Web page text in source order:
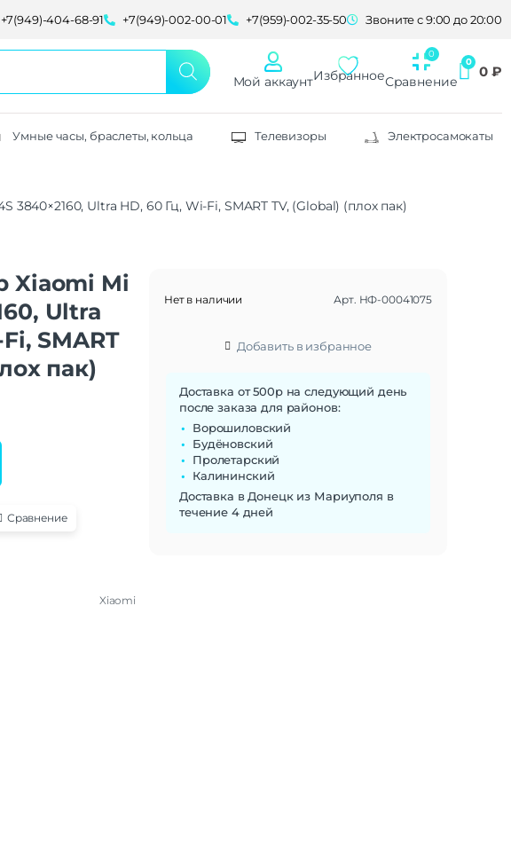
+7(949)-404-68-91 +7(949)-002-00-01 +7(959)-002-35-50 Звоните с 9:00 до 20:00
Мой аккаунтИзбранноеСравнение
0 ₽
Умные часы, браслеты, кольца Телевизоры Электросамокаты
3840×2160, Ultra HD, 60 Гц, Wi-Fi, SMART TV, (Global) (плох пак)
Xiaomi Mi
Ultra
SMART
пак)
Сравнение
Xiaomi
Нет в наличии Арт. НФ-00041075
Добавить в избранное
Доставка от 500р на следующий день
после заказа для районов:
Ворошиловский
Будёновский
Пролетарский
Калининский
Доставка в Донецк из Мариуполя в
течение 4 дней